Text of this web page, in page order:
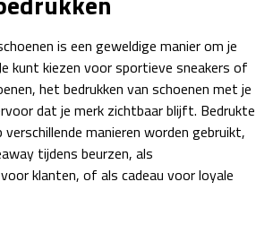
speakers
is een geweldige manier om je
kunt kiezen voor sportieve sneakers of
het bedrukken van schoenen met je
dat je merk zichtbaar blijft. Bedrukte
verschillende manieren worden gebruikt,
tijdens beurzen, als
klanten, of als cadeau voor loyale